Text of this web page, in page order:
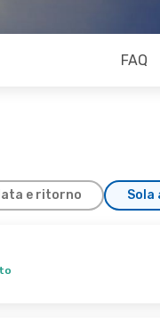
FAQ
e ritorno Sola